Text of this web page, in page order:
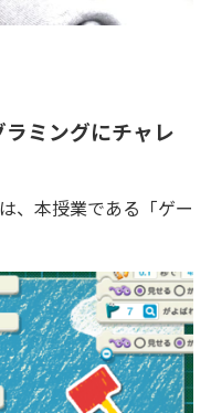
ミングにチャレ
、本授業である「ゲー